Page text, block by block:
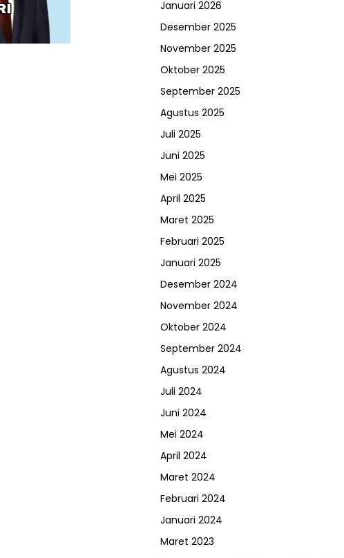
Januari 2026
Desember 2025
November 2025
Oktober 2025
September 2025
Agustus 2025
Juli 2025
Juni 2025
Mei 2025
April 2025
Maret 2025
Februari 2025
Januari 2025
Desember 2024
November 2024
Oktober 2024
September 2024
Agustus 2024
Juli 2024
Juni 2024
Mei 2024
April 2024
Maret 2024
Februari 2024
Januari 2024
Maret 2023